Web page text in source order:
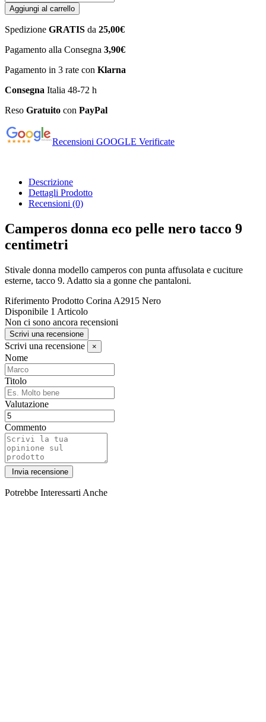
Aggiungi al carrello
Spedizione GRATIS da 25,00€
Pagamento alla Consegna 3,90€
Pagamento in 3 rate con Klarna
Consegna Italia 48-72 h
Reso Gratuito con PayPal
Recensioni GOOGLE Verificate
Descrizione
Dettagli Prodotto
Recensioni (0)
Camperos donna eco pelle nero tacco 9
centimetri
Stivale donna modello camperos con punta affusolata e cuciture
esterne, tacco 9. Adatto sia a gonne che pantaloni.
Riferimento Prodotto Corina A2915 Nero
Disponibile 1 Articolo
Non ci sono ancora recensioni
Scrivi una recensione
Scrivi una recensione ×
Nome
Titolo
Valutazione
Commento
Potrebbe Interessarti Anche